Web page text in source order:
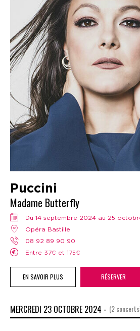
Puccini
Madame Butterfly
Du 14 septembre 2024 au 25
Opéra Bastille
08 92 89 90 90
Entre 37€ et 175€
EN SAVOIR PLUS RÉSERVER
MERCREDI 23 OCTOBRE 2024 - (2